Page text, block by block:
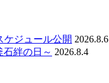
ケジュール公開 2026.8.6
石絆の日～ 2026.8.4